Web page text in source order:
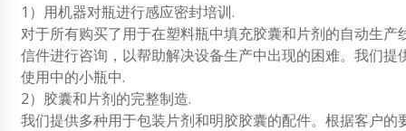
1）用机器对瓶进行感应密封培训.
对于所有购买了用于在塑料瓶中填充胶囊和片剂的自动生
信件进行咨询，以帮助解决设备生产中出现的困难。我们
使用中的小瓶中.
2）胶囊和片剂的完整制造.
我们提供多种用于包装片剂和明胶胶囊的配件。根据客户